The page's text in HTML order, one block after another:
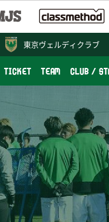
東京ヴェルディクラブ
TICKET TEAM CLUB /